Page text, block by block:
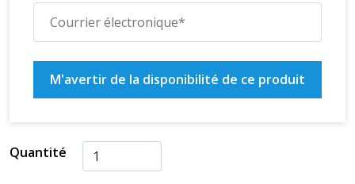
M'avertir de la disponibilité de ce produit
Quantité